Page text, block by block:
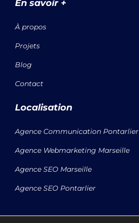
En savoir +
À propos
Projets
Blog
Contact
Localisation
Agence Communication Pontarlier
Agence Webmarketing Marseille
Agence SEO Marseille
Agence SEO Pontarlier